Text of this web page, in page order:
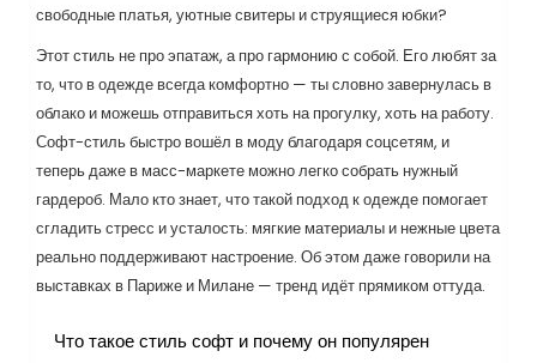
свободные платья, уютные свитеры и струящиеся юбки?
Этот стиль не про эпатаж, а про гармонию с собой. Его любят за
то, что в одежде всегда комфортно — ты словно завернулась в
облако и можешь отправиться хоть на прогулку, хоть на работу.
Софт-стиль быстро вошёл в моду благодаря соцсетям, и
теперь даже в масс-маркете можно легко собрать нужный
гардероб. Мало кто знает, что такой подход к одежде помогает
сгладить стресс и усталость: мягкие материалы и нежные цвета
реально поддерживают настроение. Об этом даже говорили на
выставках в Париже и Милане — тренд идёт прямиком оттуда.
Что такое стиль софт и почему он популярен